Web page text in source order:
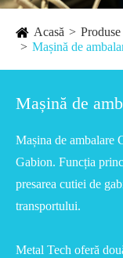
Acasă Produse
Mașină de
Mașină de
Mașina de ambalare
Gabion. Funcția
presarea cutiei de
transportului.
Metal Tech oferă